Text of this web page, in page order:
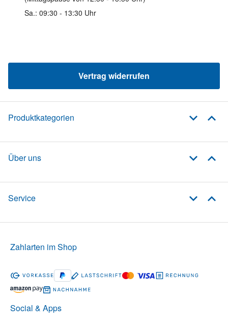
Sa.: 09:30 - 13:30 Uhr
Vertrag widerrufen
Produktkategorien
Über uns
Service
Social & Apps
Zahlarten im Shop